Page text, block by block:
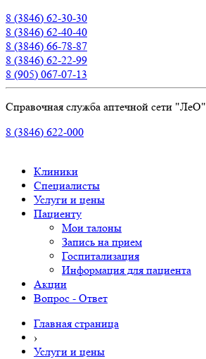
8 (3846) 62-30-30
8 (3846) 62-40-40
8 (3846) 66-78-87
8 (3846) 62-22-99
8 (905) 067-07-13
Справочная служба аптечной сети "ЛеО"
8 (3846) 622-000
Клиники
Специалисты
Услуги и цены
Пациенту
Мои талоны
Запись на прием
Госпитализация
Информация для пациента
Акции
Вопрос - Ответ
Главная страница
›
Услуги и цены